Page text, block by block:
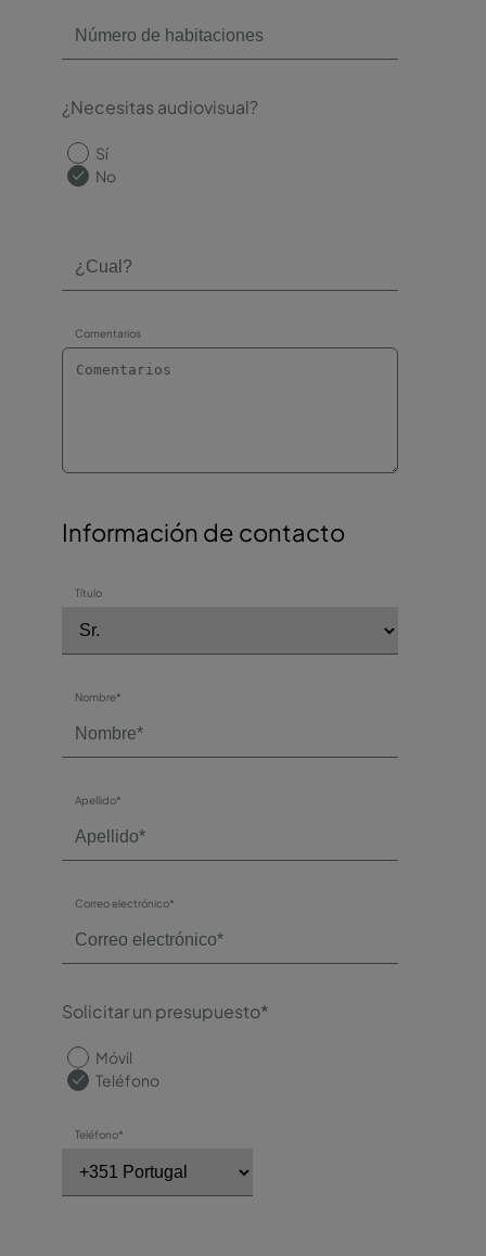
¿Necesitas audiovisual?
Sí
No
Comentarios
Información de contacto
Título
Nombre*
Apellido*
Correo electrónico*
Solicitar un presupuesto*
Móvil
Teléfono
Teléfono*